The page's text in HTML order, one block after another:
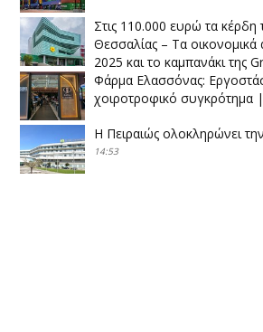
Στις 110.000 ευρώ τα κέρδη
Θεσσαλίας – Τα οικονομικά
2025 και το καμπανάκι της
Φάρμα Ελασσόνας:
χοιροτροφικό συγκρότημα |
Η Πειραιώς ολοκληρώνει
14:53